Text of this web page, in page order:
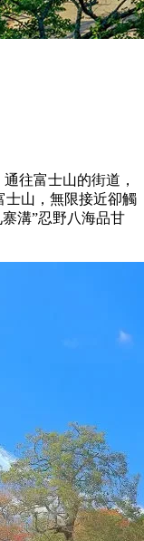
往富士山的街道，
士山，無限接近卻觸
溝”忍野八海品甘